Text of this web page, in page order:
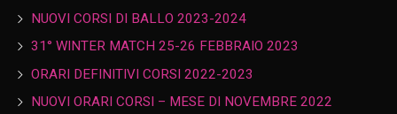
NUOVI CORSI DI BALLO 2023-2024
31° WINTER MATCH 25-26 FEBBRAIO 2023
ORARI DEFINITIVI CORSI 2022-2023
NUOVI ORARI CORSI – MESE DI NOVEMBRE 2022